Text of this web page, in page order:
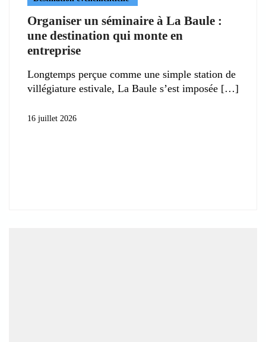
Organiser un séminaire à La Baule :
une destination qui monte en
entreprise
Longtemps perçue comme une simple station de
villégiature estivale, La Baule s’est imposée
16 juillet 2026